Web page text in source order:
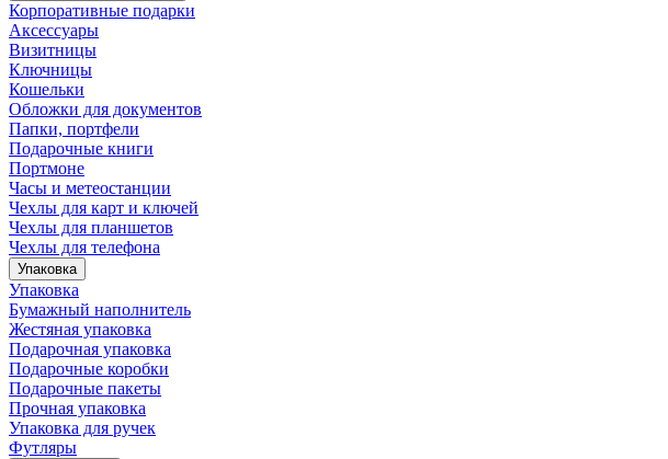
Корпоративные подарки
Аксессуары
Визитницы
Ключницы
Кошельки
Обложки для документов
Папки, портфели
Подарочные книги
Портмоне
Часы и метеостанции
Чехлы для карт и ключей
Чехлы для планшетов
Чехлы для телефона
Упаковка
Упаковка
Бумажный наполнитель
Жестяная упаковка
Подарочная упаковка
Подарочные коробки
Подарочные пакеты
Прочная упаковка
Упаковка для ручек
Футляры